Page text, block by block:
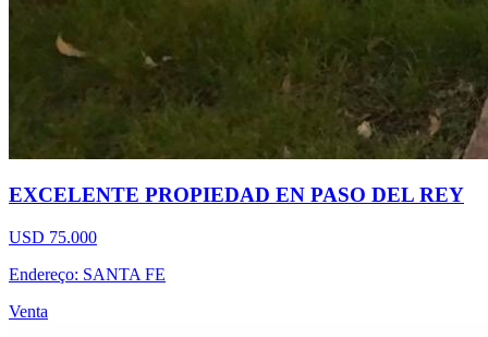
EXCELENTE PROPIEDAD EN PASO DEL REY
USD 75.000
Endereço: SANTA FE
Venta